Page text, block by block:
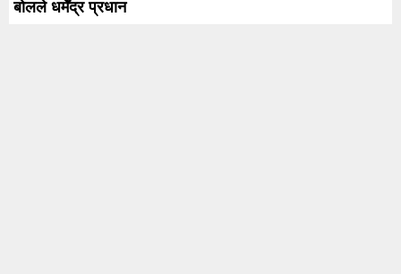
बोलले धर्मेंद्र प्रधान